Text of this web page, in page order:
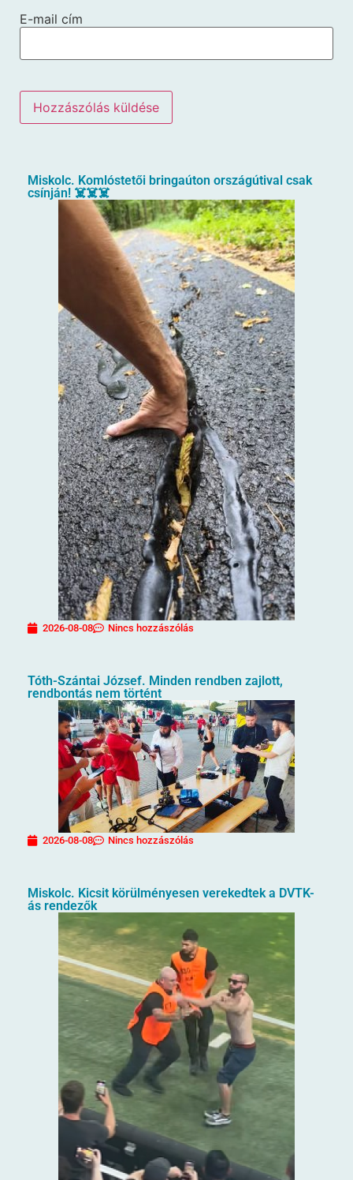
E-mail cím
Miskolc. Komlóstetői bringaúton országútival csak
csínján! ☠️☠️☠️
2026-08-08 Nincs hozzászólás
Tóth-Szántai József. Minden rendben zajlott,
rendbontás nem történt
2026-08-08 Nincs hozzászólás
Miskolc. Kicsit körülményesen verekedtek a DVTK-
ás rendezők